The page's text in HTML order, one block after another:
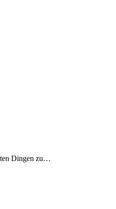
Dingen zu…